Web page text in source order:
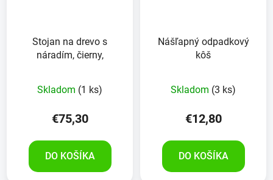
Stojan na drevo s
náradím, čierny,
Skladom (1 ks)
€75,30
DO KOŠÍKA
Nášľapný odpadkový
kôš
Skladom (3 ks)
€12,80
DO KOŠÍKA